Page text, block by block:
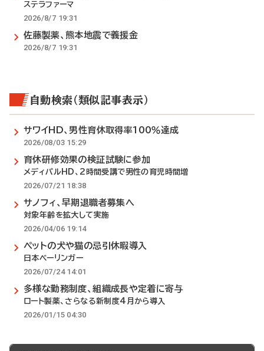
ステラファーマ
2026/8/7 19:31
佐藤製薬、熊本地震で義援金
2026/8/7 19:31
自動検索（類似記事表示）
サワイHD、男性育休取得率100％達成
2026/08/03 15:29
育休研修効果の検証試験に参加
メディパルHD、2時間受講で男性の育児時間増
2026/07/21 18:38
サノフィ、早期退職者募集へ
対象年齢を拡大して実施
2026/04/06 19:14
ペットの犬や猫の忌引休暇導入
日本ベーリンガー
2026/07/24 14:01
多様な勤務制度、組織成長や定着に寄与
ロート製薬、さらなる新制度4月から導入
2026/01/15 04:30